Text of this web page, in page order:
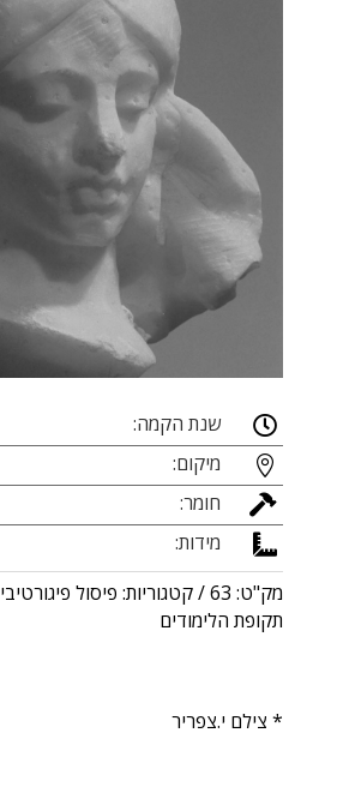
 שנת הקמה:
 מיקום:
 חומר:

מידות:
מק"ט: 63 קטגוריות: פיסול פיגורטיבי
תקופת הלימודים
* צילם י.צפריר